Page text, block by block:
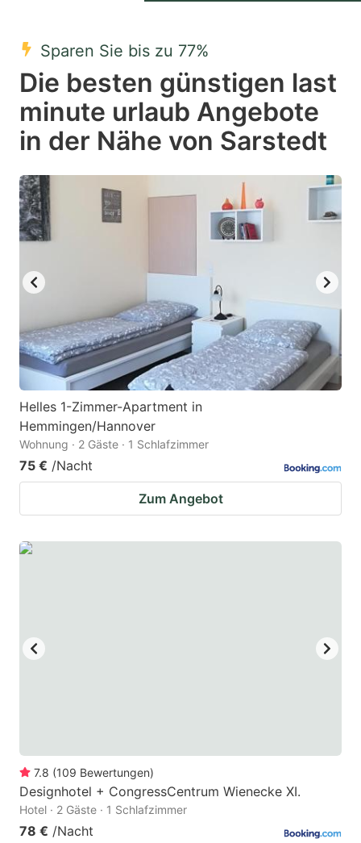
select
a
date.
Press
question
keyboard
shortcuts
for
changing
dates.
a
date.
Press
question
mark
key
the
keyboard
shortcuts
for
Sparen Sie bis zu 77%
Die besten günstigen last
minute urlaub Angebote
in der Nähe von Sarstedt
Helles 1-Zimmer-Apartment in
Hemmingen/Hannover
Wohnung · 2 Gäste · 1 Schlafzimmer
75 € /Nacht
Zum Angebot
7.8 (109 Bewertungen)
Designhotel + CongressCentrum Wienecke XI.
Hotel · 2 Gäste · 1 Schlafzimmer
78 € /Nacht